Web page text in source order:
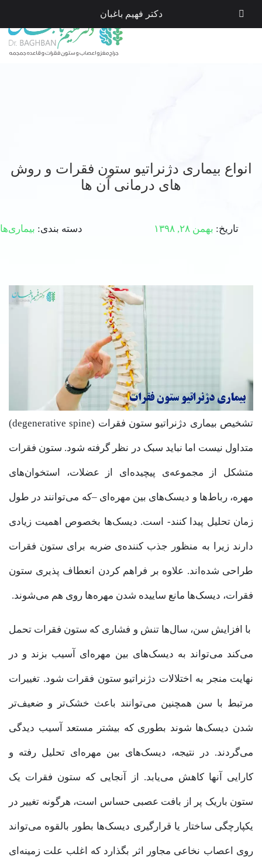
دکتر فهیم باغبان
انواع بیماری دژنراتیو ستون فقرات و روش
های درمانی آن ها
تاریخ: بهمن ۲۸, ۱۳۹۸ دسته بندی: بیماری‌ها
تشخیص بیماری دژنراتیو ستون فقرات (degenerative spine)
متداول نیست اما نباید سبک در نظر گرفته شود. ستون فقرات
متشکل از مجموعه‌ی پیچیده‌ای از عضلات، استخوان‌های
مهره، رباط‌ها و دیسک‌های بین مهره‌ای –که می‌توانند در طول
زمان تحلیل پیدا کنند- است. دیسک‌ها بخصوص اهمیت زیادی
دارند زیرا به منظور جذب کننده‌ی ضربه برای ستون فقرات
طراحی شده‌اند. علاوه بر فراهم کردن انعطاف پذیری ستون
فقرات، دیسک‌ها مانع ساییده شدن مهره‌ها روی هم می‌شوند.
با افزایش سن، سال‌ها تنش و فشاری که ستون فقرات تحمل
می‌کند می‌تواند به دیسک‌های بین مهره‌ای آسیب بزند و در
نهایت منجر به اختلالات دژنراتیو ستون فقرات شود. تغییرات
مرتبط با سن همچنین می‌توانند باعث خشک‌تر و ضعیف‌تر
شدن دیسک‌ها شوند بطوری که بیشتر مستعد آسیب دیدگی
می‌گردند. در نتیجه، دیسک‌های بین مهره‌ای تحلیل رفته و
کارایی آنها کاهش می‌یابد. از آنجایی که ستون فقرات یک
ستون باریک پر از بافت عصبی حساس است، هرگونه تغییر در
یکپارچگی ساختار یا قرارگیری دیسک‌ها بطور بالقوه می‌تواند
روی اعصاب نخاعی مجاور اثر بگذارد که اغلب علت زمینه‌ای